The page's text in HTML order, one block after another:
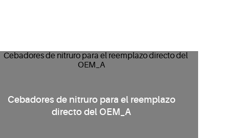
Cebadores de nitruro para el reemplazo
directo del OEM_A